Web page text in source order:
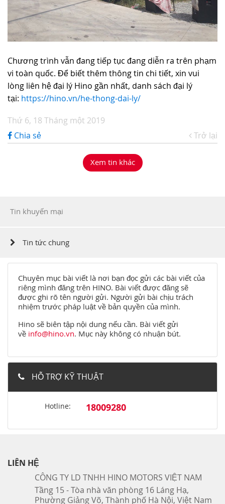
Chương trình vẫn đang tiếp tục đang diễn ra trên phạm
vi toàn quốc. Để biết thêm thông tin chi tiết, xin vui
lòng liên hệ đại lý Hino gần nhất, danh sách đại lý
tại: https://hino.vn/he-thong-dai-ly/
Thứ 6, 18 Tháng một 2019
Chia sẻ
Trở lại
Xem tin khác
Tin khuyến mại
Tin tức chung
Chuyên mục bài viết là nơi bạn đọc gửi các bài viết của
riêng mình đăng trên HINO. Bài viết được đăng sẽ
được ghi rõ tên người gửi. Người gửi bài chịu trách
nhiệm trước pháp luật về bản quyền của mình.
Hino sẽ biên tập nội dung nếu cần. Bài viết gửi
về info@hino.vn. Mục này không có nhuận bút.
HỖ TRỢ KỸ THUẬT
Hotline: 18009280
LIÊN HỆ
CÔNG TY LD TNHH HINO MOTORS VIỆT NAM
Tầng 15 - Tòa nhà văn phòng 16 Láng Hạ,
Phường Giảng Võ, Thành phố Hà Nội, Việt Nam